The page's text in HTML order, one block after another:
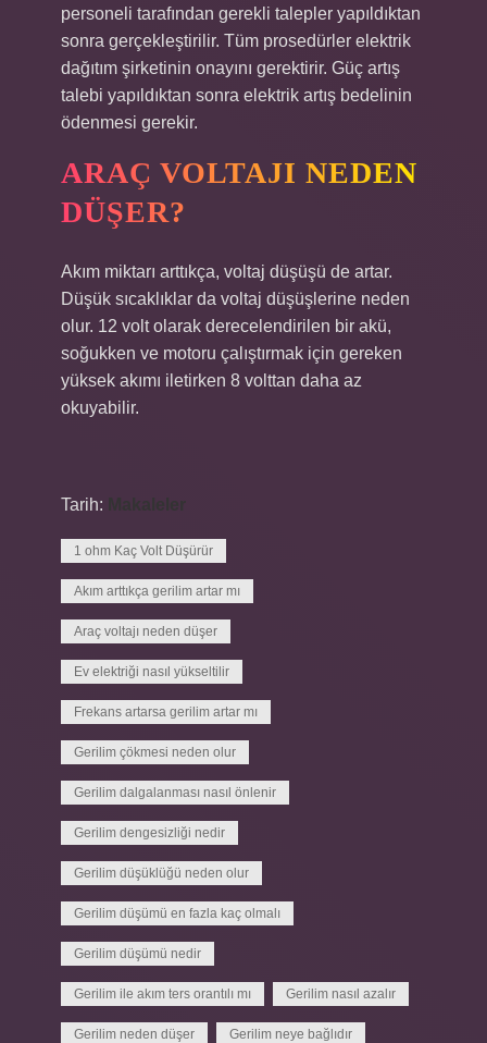
personeli tarafından gerekli talepler yapıldıktan
sonra gerçekleştirilir. Tüm prosedürler elektrik
dağıtım şirketinin onayını gerektirir. Güç artış
talebi yapıldıktan sonra elektrik artış bedelinin
ödenmesi gerekir.
ARAÇ VOLTAJI NEDEN
DÜŞER?
Akım miktarı arttıkça, voltaj düşüşü de artar.
Düşük sıcaklıklar da voltaj düşüşlerine neden
olur. 12 volt olarak derecelendirilen bir akü,
soğukken ve motoru çalıştırmak için gereken
yüksek akımı iletirken 8 volttan daha az
okuyabilir.
Tarih:
1 ohm Kaç Volt Düşürür
Akım arttıkça gerilim artar mı
Araç voltajı neden düşer
Ev elektriği nasıl yükseltilir
Frekans artarsa gerilim artar mı
Gerilim çökmesi neden olur
Gerilim dalgalanması nasıl önlenir
Gerilim dengesizliği nedir
Gerilim düşüklüğü neden olur
Gerilim düşümü en fazla kaç olmalı
Gerilim düşümü nedir
Gerilim ile akım ters orantılı mı Gerilim nasıl azalır
Gerilim neden düşer Gerilim neye bağlıdır